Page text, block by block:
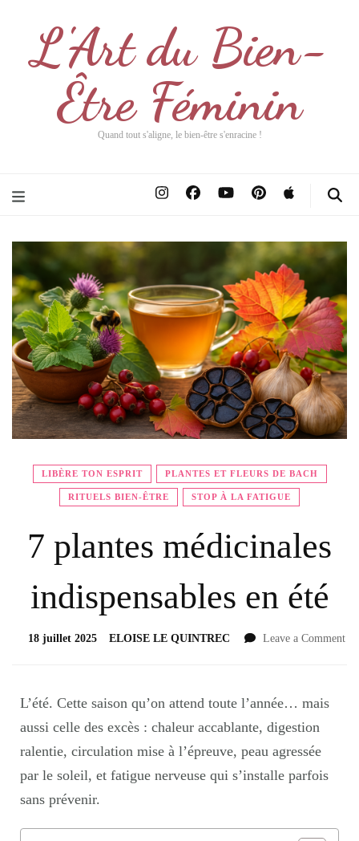
L'Art du Bien-
Être Féminin
Quand tout s'aligne, le bien-être s'enracine !
LIBÈRE TON ESPRIT PLANTES ET FLEURS DE BACH
RITUELS BIEN-ÊTRE STOP À LA FATIGUE
7 plantes médicinales
indispensables en été
ELOISE LE QUINTREC
18 juillet 2025 Leave a Comment
L’été. Cette saison qu’on attend toute l’année… mais
aussi celle des excès : chaleur accablante, digestion
ralentie, circulation mise à l’épreuve, peau agressée
par le soleil, et fatigue nerveuse qui s’installe parfois
sans prévenir.